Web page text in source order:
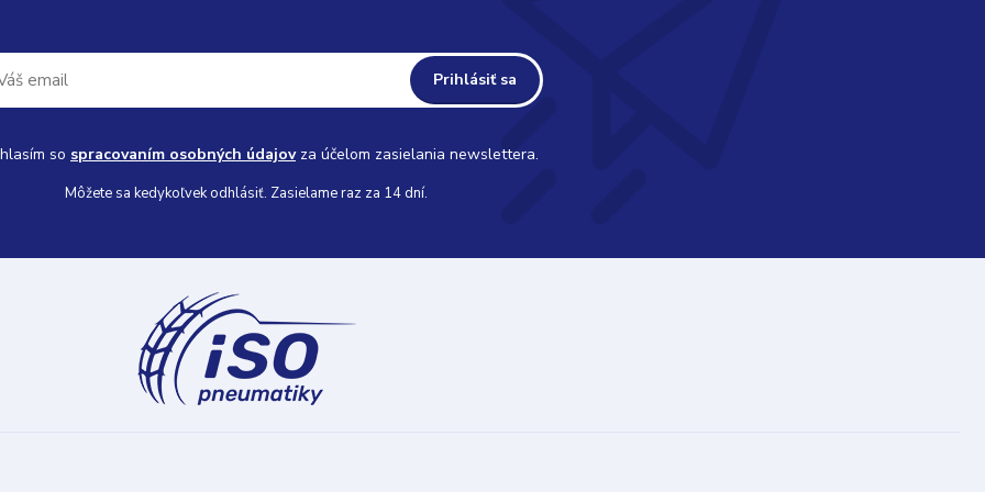
Prihlásiť sa
so spracovaním osobných údajovza účelom zasielania newslettera.
Môžete sa kedykoľvek odhlásiť. Zasielame raz za 14 dní.